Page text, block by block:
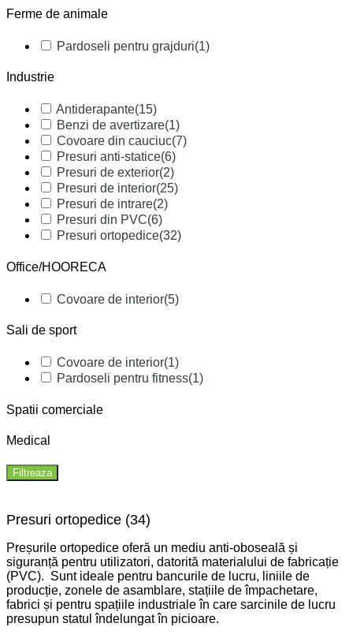
Ferme de animale
Pardoseli pentru grajduri(1)
Industrie
Antiderapante(15)
Benzi de avertizare(1)
Covoare din cauciuc(7)
Presuri anti-statice(6)
Presuri de exterior(2)
Presuri de interior(25)
Presuri de intrare(2)
Presuri din PVC(6)
Presuri ortopedice(32)
Office/HOORECA
Covoare de interior(5)
Sali de sport
Covoare de interior(1)
Pardoseli pentru fitness(1)
Spatii comerciale
Medical
Filtreaza
Presuri ortopedice (34)
Preșurile ortopedice oferă un mediu anti-oboseală și
siguranță pentru utilizatori, datorită materialului de fabricație
(PVC). Sunt ideale pentru bancurile de lucru, liniile de
producție, zonele de asamblare, stațiile de împachetare,
fabrici și pentru spațiile industriale în care sarcinile de lucru
presupun statul îndelungat în picioare.